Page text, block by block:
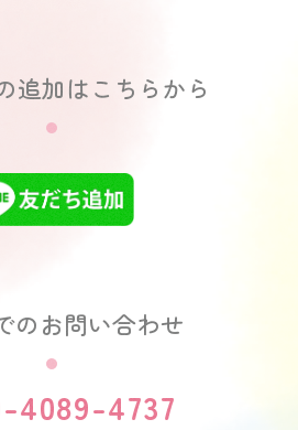
追加はこちらから
のお問い合わせ
4089-4737